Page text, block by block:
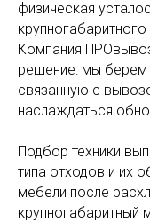
физическая
Компания
решение: мы берем
связанную с
наслаждаться
Подбор техники
типа отходов и их
мебели после
крупногабаритный